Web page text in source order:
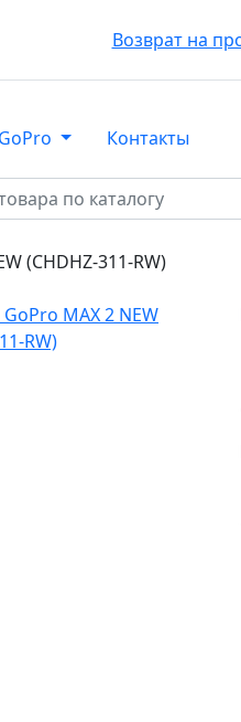
Возврат на
Контакты
(CHDHZ-311-RW)